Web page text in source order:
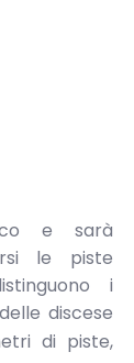
e sarà
le piste
i
discese
di piste,